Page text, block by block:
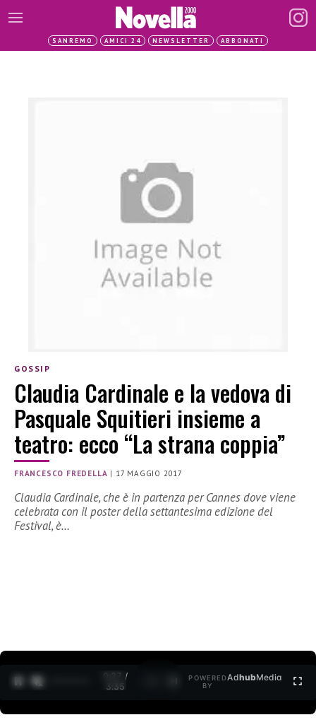
SANREMO AMICI 24 NEWSLETTER ABBONATI
GOSSIP
Claudia Cardinale e la vedova di
Pasquale Squitieri insieme a
teatro: ecco “La strana coppia”
FRANCESCO FREDELLA | 17 MAGGIO 2017
Claudia Cardinale, che è in partenza per Cannes dove viene
celebrata con il poster della settantesima edizione del
Festival, è…
0:27 /
3:35
POWERED
BY
AdhubMedia